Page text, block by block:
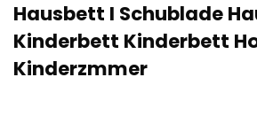
Hausbett I Schublade
Kinderbett Kinderbett
Kinderzmmer